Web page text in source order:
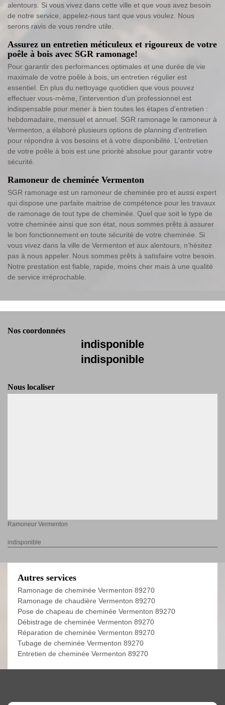
alentours. Si vous vivez dans cette ville et que vous avez besoin
de notre service, appelez-nous tant que vous voulez. Nous
serons ravis de vous rendre utile.
Assurez un entretien méticuleux et rigoureux de votre
poêle à bois avec SGR ramonage!
Pour garantir des performances optimales et une durée de vie
maximale de votre poêle à bois, un entretien régulier est
essentiel. En plus du nettoyage quotidien que vous pouvez
effectuer vous-même, l'intervention d'un professionnel est
indispensable pour mener à bien toutes les étapes d'entretien :
hebdomadaire, mensuel et annuel. SGR ramonage le ramoneur à
Vermenton, a élaboré plusieurs options de planning d'entretien
pour répondre à vos besoins et à votre disponibilité. L'entretien
de votre poêle à bois est une priorité absolue pour garantir votre
sécurité.
Ramoneur de cheminée Vermenton
SGR ramonage est un ramoneur de cheminée pro et aussi expert
qui dispose une parfaite maitrise de compétence pour les travaux
de ramonage de tout type de cheminée. Quel que soit le type de
votre cheminée ainsi que son état, nous sommes prêts à assurer
le bon fonctionnement en toute sécurité de votre cheminée. Si
vous vivez dans la ville de Vermenton et aux alentours, n’hésitez
pas à nous appeler. Nous sommes prêts à satisfaire votre besoin.
Notre prestation est fiable, rapide, moins cher mais à une qualité
de service irréprochable.
Nos coordonnées
indisponible
indisponible
Nous localiser
Ramoneur Vermenton
indisponible
Autres services
Ramonage de cheminée Vermenton 89270
Ramonage de chaudière Vermenton 89270
Pose de chapeau de cheminée Vermenton 89270
Débistrage de cheminée Vermenton 89270
Réparation de cheminée Vermenton 89270
Tubage de cheminée Vermenton 89270
Entretien de cheminée Vermenton 89270